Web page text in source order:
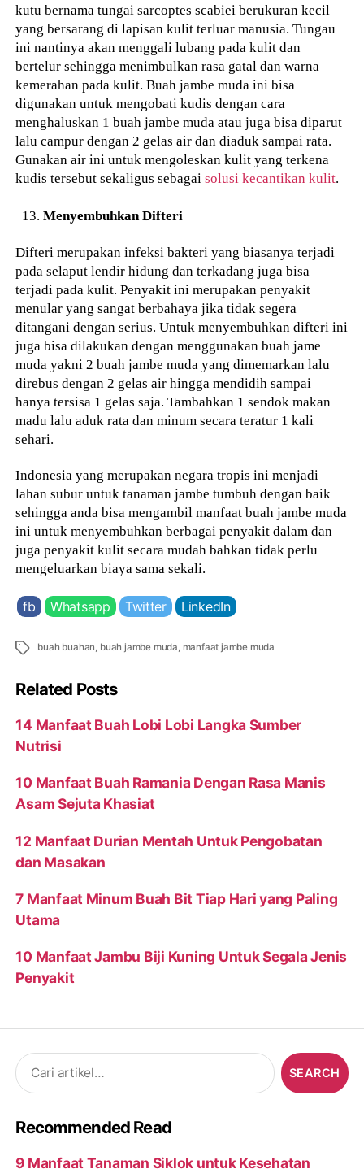
kutu bernama tungai sarcoptes scabiei berukuran kecil
yang bersarang di lapisan kulit terluar manusia. Tungau
ini nantinya akan menggali lubang pada kulit dan
bertelur sehingga menimbulkan rasa gatal dan warna
kemerahan pada kulit. Buah jambe muda ini bisa
digunakan untuk mengobati kudis dengan cara
menghaluskan 1 buah jambe muda atau juga bisa diparut
lalu campur dengan 2 gelas air dan diaduk sampai rata.
Gunakan air ini untuk mengoleskan kulit yang terkena
kudis tersebut sekaligus sebagaisolusi kecantikan kulit.
Menyembuhkan Difteri
Difteri merupakan infeksi bakteri yang biasanya terjadi
pada selaput lendir hidung dan terkadang juga bisa
terjadi pada kulit. Penyakit ini merupakan penyakit
menular yang sangat berbahaya jika tidak segera
ditangani dengan serius. Untuk menyembuhkan difteri ini
juga bisa dilakukan dengan menggunakan buah jame
muda yakni 2 buah jambe muda yang dimemarkan lalu
direbus dengan 2 gelas air hingga mendidih sampai
hanya tersisa 1 gelas saja. Tambahkan 1 sendok makan
madu lalu aduk rata dan minum secara teratur 1 kali
sehari.
Indonesia yang merupakan negara tropis ini menjadi
lahan subur untuk tanaman jambe tumbuh dengan baik
sehingga anda bisa mengambil manfaat buah jambe muda
ini untuk menyembuhkan berbagai penyakit dalam dan
juga penyakit kulit secara mudah bahkan tidak perlu
mengeluarkan biaya sama sekali.
fb Whatsapp Twitter LinkedIn
Tags buah buahan, buah jambe muda, manfaat jambe muda
Related Posts
14 Manfaat Buah Lobi Lobi Langka Sumber
Nutrisi
10 Manfaat Buah Ramania Dengan Rasa Manis
Asam Sejuta Khasiat
12 Manfaat Durian Mentah Untuk Pengobatan
dan Masakan
7 Manfaat Minum Buah Bit Tiap Hari yang Paling
Utama
10 Manfaat Jambu Biji Kuning Untuk Segala Jenis
Penyakit
Search
for:
Recommended Read
9 Manfaat Tanaman Siklok untuk Kesehatan